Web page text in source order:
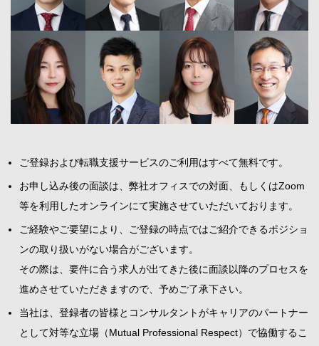
ご登録および転職支援サービスのご利用はすべて無料です。
お申し込み後の面談は、弊社オフィスでの対面、もしくはZoom
等を利用したオンラインにて実施させていただいております。
ご経験やご要望により、ご登録の時点ではご紹介できるポジショ
ンの取り扱いがない場合がございます。
その際は、要件に合う求人が出てきた後に面談以降のプロセスを
進めさせていただきますので、予めご了承下さい。
当社は、登録者の皆様とコンサルタントがキャリアのパートナー
として対等な立場（Mutual Professional Respect）で協働するこ